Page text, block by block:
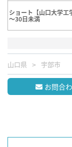
ショート【山口大学工
～30日未満
山口県 宇部市
お問合